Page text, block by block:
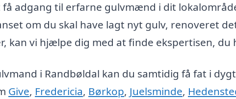
adgang til erfarne gulvmænd i dit
om du skal have lagt nyt gulv, renoveret
kan vi hjælpe dig med at finde ekspertisen, du
i Randbøldal kan du samtidig få fat i
Give, Fredericia, Børkop, Juelsminde,